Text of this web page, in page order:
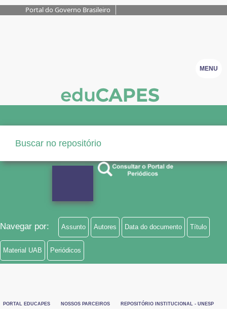
Portal do Governo Brasileiro
MENU
Navegar por: Assunto Autores Data do documento Título
Material UAB Periódicos
PORTAL EDUCAPES NOSSOS PARCEIROS REPOSITÓRIO INSTITUCIONAL - UNESP